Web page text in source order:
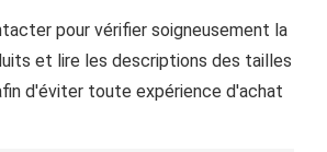
pour vérifier soigneusement la
et lire les descriptions des tailles
d'éviter toute expérience d'achat